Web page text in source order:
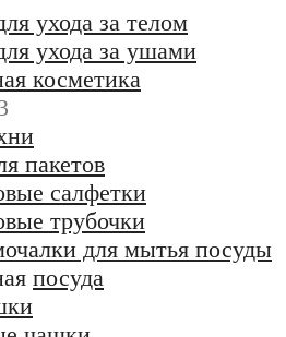
ухода за телом
ухода за ушами
косметика
пакетов
салфетки
трубочки
для мытья посуды
посуда